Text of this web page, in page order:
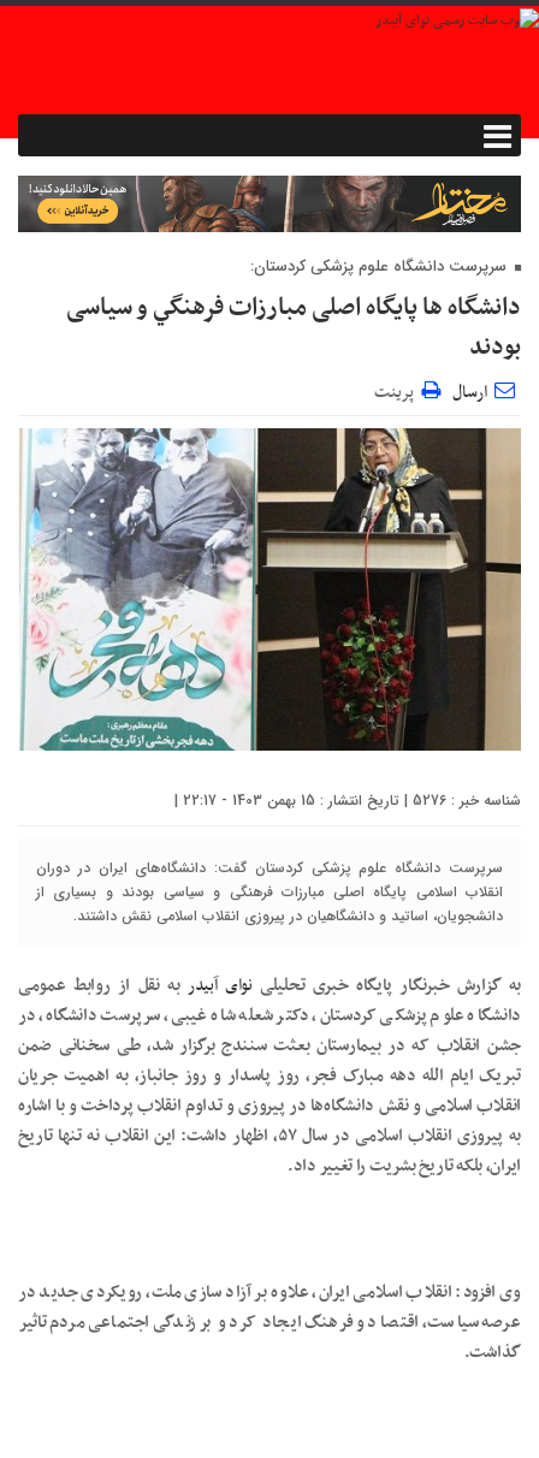
سرپرست دانشگاه علوم پزشکی کردستان:
دانشگاه ها پایگاه اصلی مبارزات فرهنگي و سیاسی
بودند
ارسال پرینت
شناسه خبر : 5276 | تاریخ انتشار : 15 بهمن 1403 - 22:17 |
سرپرست دانشگاه علوم پزشکی کردستان گفت: دانشگاه‌های ایران در دوران
انقلاب اسلامی پایگاه اصلی مبارزات فرهنگی و سیاسی بودند و بسیاری از
دانشجویان، اساتید و دانشگاهیان در پیروزی انقلاب اسلامی نقش داشتند.
به گزارش خبرنگار پایگاه خبری تحلیلی نوای آبیدر به نقل از روابط عمومی
دانشگاه علوم پزشکی کردستان، دکتر شعله شاه غیبی، سرپرست دانشگاه، در
جشن انقلاب که در بیمارستان بعثت سنندج برگزار شد، طی سخنانی ضمن
تبریک ایام الله دهه مبارک فجر، روز پاسدار و روز جانباز، به اهمیت جریان
انقلاب اسلامی و نقش دانشگاه‌ها در پیروزی و تداوم انقلاب پرداخت و با اشاره
به پیروزی انقلاب اسلامی در سال ۵۷، اظهار داشت: این انقلاب نه تنها تاریخ
ایران، بلکه تاریخ بشریت را تغییر داد.
وی افزود: انقلاب اسلامی ایران، علاوه بر آزاد سازی ملت، رویکردی جدید در
عرصه سیاست، اقتصاد و فرهنگ ایجاد کرد و بر زندگی اجتماعی مردم تاثیر
گذاشت.